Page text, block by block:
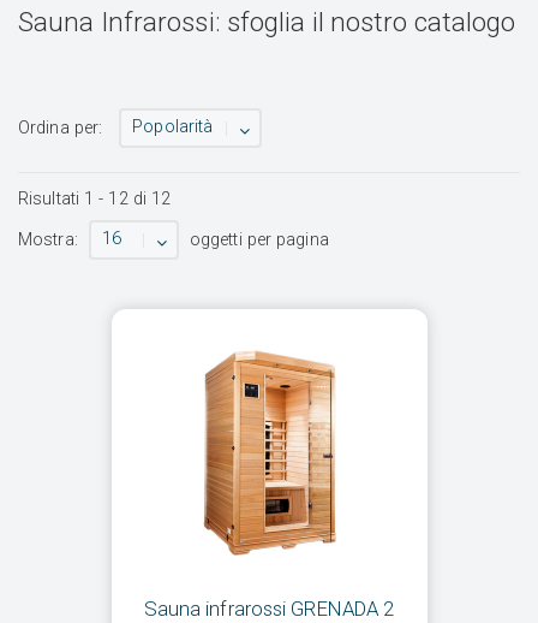
Sauna Infrarossi: sfoglia il nostro catalogo
Ordina per: Popolarità
Risultati 1 - 12di 12
Mostra:
16 oggetti per pagina
Sauna infrarossi GRENADA 2